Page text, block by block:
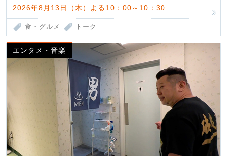
2026年8月13日（木）よる10：00～10：30
食・グルメ トーク
エンタメ・音楽